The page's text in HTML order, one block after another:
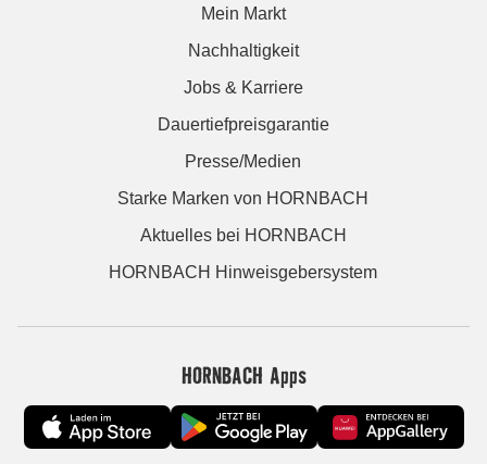
Mein Markt
Nachhaltigkeit
Jobs & Karriere
Dauertiefpreisgarantie
Presse/Medien
Starke Marken von HORNBACH
Aktuelles bei HORNBACH
HORNBACH Hinweisgebersystem
HORNBACH Apps